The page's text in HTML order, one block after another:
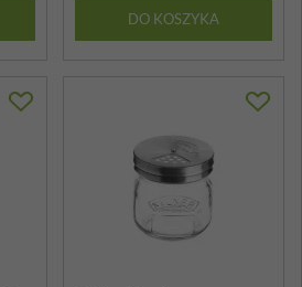
DO KOSZYKA